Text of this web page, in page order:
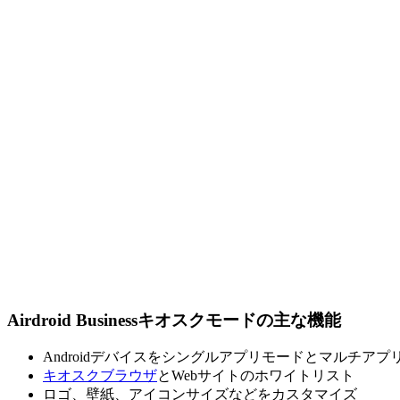
Airdroid Businessキオスクモードの主な機能
Androidデバイスをシングルアプリモードとマルチアプ
キオスクブラウザとWebサイトのホワイトリスト
ロゴ、壁紙、アイコンサイズなどをカスタマイズ